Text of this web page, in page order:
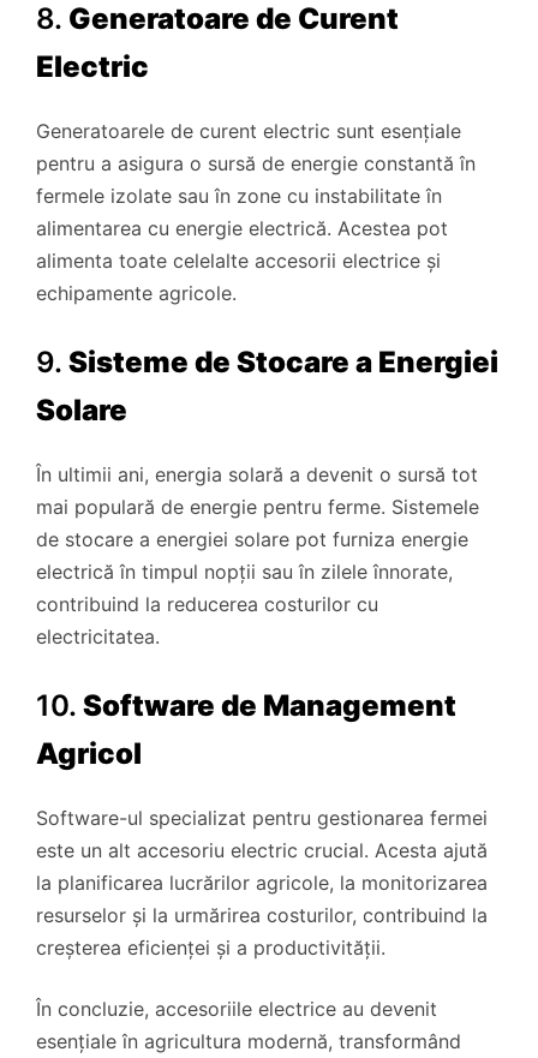
8. Generatoare de Curent
Electric
Generatoarele de curent electric sunt esențiale
pentru a asigura o sursă de energie constantă în
fermele izolate sau în zone cu instabilitate în
alimentarea cu energie electrică. Acestea pot
alimenta toate celelalte accesorii electrice și
echipamente agricole.
9. Sisteme de Stocare a Energiei
Solare
În ultimii ani, energia solară a devenit o sursă tot
mai populară de energie pentru ferme. Sistemele
de stocare a energiei solare pot furniza energie
electrică în timpul nopții sau în zilele înnorate,
contribuind la reducerea costurilor cu
electricitatea.
10. Software de Management
Agricol
Software-ul specializat pentru gestionarea fermei
este un alt accesoriu electric crucial. Acesta ajută
la planificarea lucrărilor agricole, la monitorizarea
resurselor și la urmărirea costurilor, contribuind la
creșterea eficienței și a productivității.
În concluzie, accesoriile electrice au devenit
esențiale în agricultura modernă, transformând